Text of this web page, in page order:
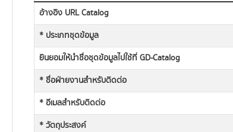
อ้างอิง URL Catalog
* ประเภทชุดข้อมูล
ยินยอมให้นำชื่อชุดข้อมูลไปใช้ที่ GD-Catalog
* ชื่อฝ่ายงานสำหรับติดต่อ
* อีเมลสำหรับติดต่อ
* วัตถุประสงค์